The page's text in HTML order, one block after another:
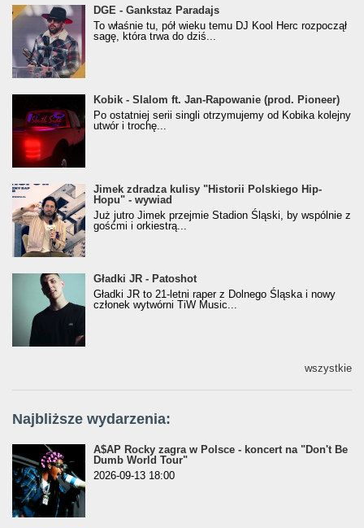
donGURALesko z nagrodą za
Klasyczny/Trueschoolowy Album Roku
(Popkillery 2023)
DGE - Gankstaz Paradajs
To właśnie tu, pół wieku temu DJ Kool Herc rozpoczął
sagę, która trwa do dziś...
Kobik - Slalom ft. Jan-Rapowanie (prod. Pioneer)
[Official Music Visualiser]
Kobik - Slalom ft. Jan-Rapowanie (prod. Pioneer)
Po ostatniej serii singli otrzymujemy od Kobika kolejny
utwór i trochę...
Jimek zdradza kulisy "Historii Polskiego Hip-
Hopu" - wywiad
Jimek zdradza kulisy "Historii Polskiego Hip-
Hopu" - wywiad
Już jutro Jimek przejmie Stadion Śląski, by wspólnie z
gośćmi i orkiestrą...
Gładki JR - Patoshot
Gładki JR - Patoshot
Gładki JR to 21-letni raper z Dolnego Śląska i nowy
członek wytwórni TiW Music...
wszystkie
Najbliższe wydarzenia:
A$AP Rocky zagra w Polsce - koncert na "Don't Be
Dumb World Tour"
2026-09-13 18:00